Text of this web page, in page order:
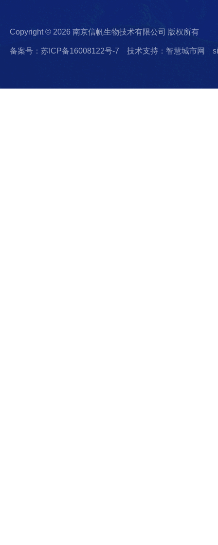
Copyright © 2026 南京信帆生物技术有限公司 版权所有
备案号：苏ICP备16008122号-7 技术支持：智慧城市网